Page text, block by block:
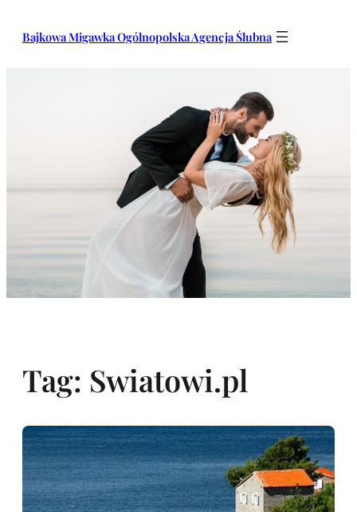
Bajkowa Migawka Ogólnopolska Agencja Ślubna
Tag: Swiatowi.pl